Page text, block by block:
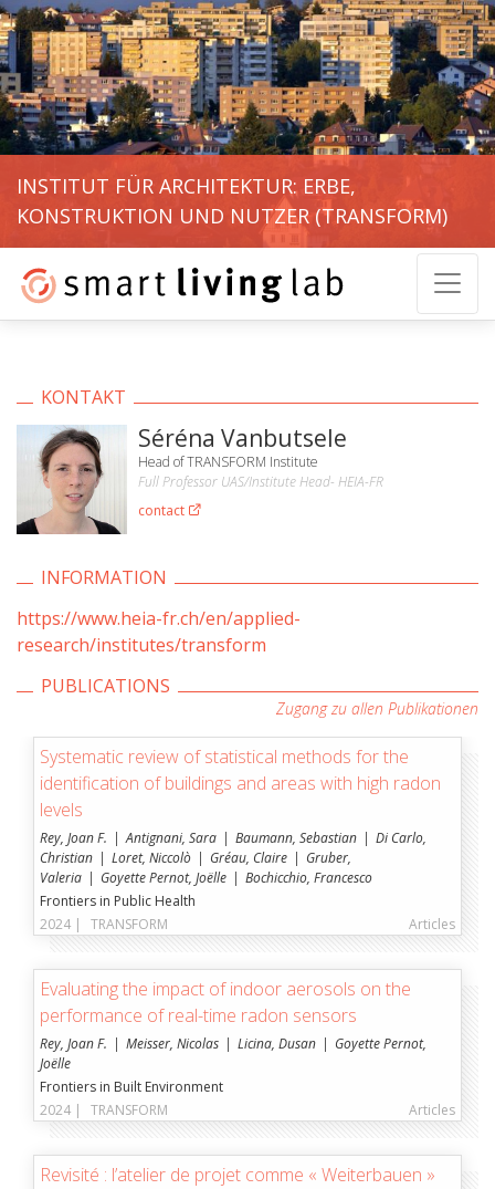
INSTITUT FÜR ARCHITEKTUR: ERBE,
KONSTRUKTION UND NUTZER (TRANSFORM)
KONTAKT
Séréna Vanbutsele
Head of TRANSFORM Institute
Full Professor UAS/Institute Head- HEIA-FR
contact
INFORMATION
https://www.heia-fr.ch/en/applied-
research/institutes/transform
PUBLICATIONS
Zugang zu allen Publikationen
Systematic review of statistical methods for the
identification of buildings and areas with high radon
levels
Rey, Joan F. Antignani, Sara Baumann, Sebastian
Di Carlo,
Christian
Loret, Niccolò Gréau, Claire
Gruber,
Valeria
Goyette Pernot, Joëlle
Bochicchio, Francesco
Frontiers in Public Health
2024 |
TRANSFORM Articles
Evaluating the impact of indoor aerosols on the
performance of real-time radon sensors
Rey, Joan F. Meisser, Nicolas Licina, Dusan
Goyette Pernot,
Joëlle
Frontiers in Built Environment
2024 |
TRANSFORM Articles
Revisité : l’atelier de projet comme « Weiterbauen »